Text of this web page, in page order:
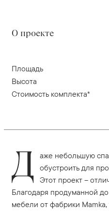
О проекте
Площадь
Высота
Стоимость комплекта*
Д аже небольшую
обустроить для
Этот проект –
Благодаря продуманной
мебели от фабрики